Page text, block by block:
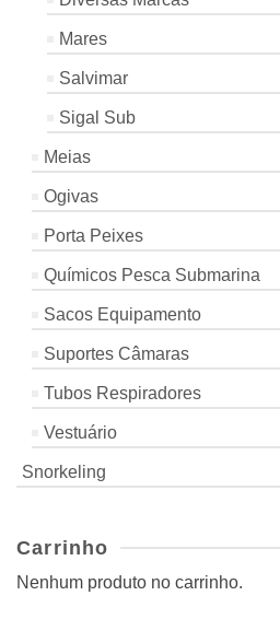
Mares
Salvimar
Sigal Sub
Meias
Ogivas
Porta Peixes
Químicos Pesca Submarina
Sacos Equipamento
Suportes Câmaras
Tubos Respiradores
Vestuário
Snorkeling
Carrinho
Nenhum produto no carrinho.